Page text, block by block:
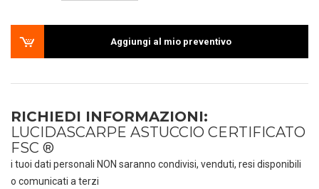
Aggiungi al mio preventivo
RICHIEDI INFORMAZIONI:
LUCIDASCARPE ASTUCCIO CERTIFICATO
FSC ®
i tuoi dati personali NON saranno condivisi, venduti, resi disponibili
o comunicati a terzi